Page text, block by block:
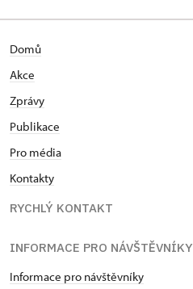
Domů
Akce
Zprávy
Publikace
Pro média
Kontakty
RYCHLÝ KONTAKT
INFORMACE PRO NÁVŠTĚVNÍKY
Informace pro návštěvníky